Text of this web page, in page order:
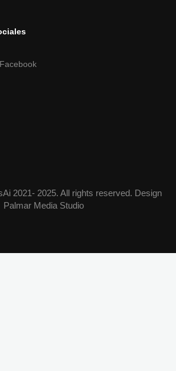
Facebook
2021- 2025. All rights reserved. Design
Palmar Media Studio